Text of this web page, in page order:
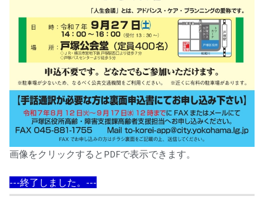
画像をクリックするとPDFで表示できます。
---終了しました。---